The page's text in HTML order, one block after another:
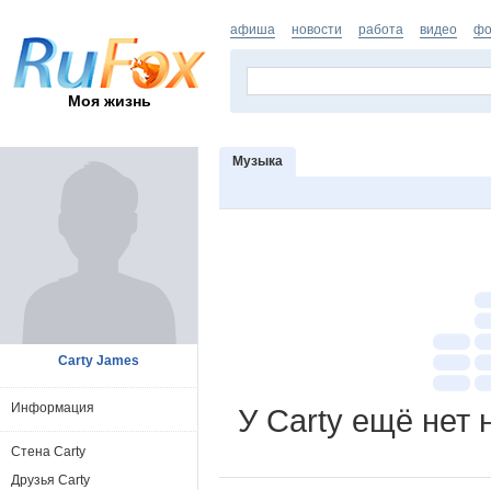
Моя жизнь
афиша новости работа видео
Музыка
У Carty ещё нет
Carty James
Информация
Стена Carty
Друзья Carty